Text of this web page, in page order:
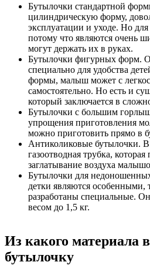
Бутылочки стандартной
цилиндрическую форму,
эксплуатации и уходе. Но
потому что являются очень
могут держать их в руках.
Бутылочки фигурных форм.
специально для удобства
формы, малыш может с
самостоятельно. Но есть и
который заключается в
Бутылочки с большим
упрощения приготовления
можно приготовить прямо в
Антиколиковые бутылочки. В
газоотводная трубка,
заглатывание воздуха
Бутылочки для
детки являются особенными,
разработаны специальные.
весом до 1,5 кг.
Из какого материала
бутылочку